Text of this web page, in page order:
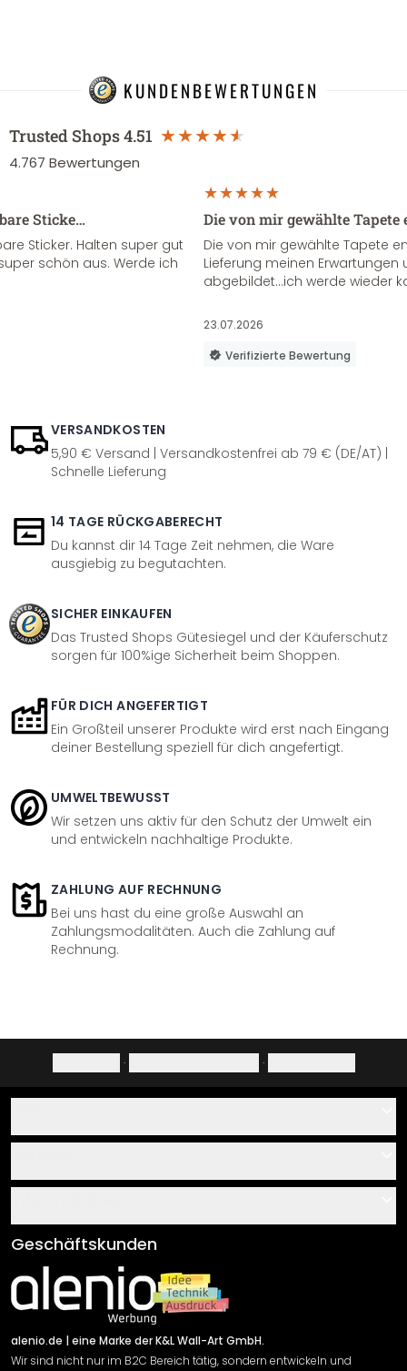
KUNDENBEWERTUNGEN
Trusted Shops4.51
4.767 Bewertungen
Sticke…
Sticker. Halten super gut
schön aus. Werde ich
Die von mir gewählte
Die von mir gewählte Tapete
Lieferung meinen Erwartungen
abgebildet...ich werde wieder
23.07.2026
Verifizierte Bewertung
VERSANDKOSTEN
5,90 € Versand | Versandkostenfrei ab 79 € (DE/AT) |
Schnelle Lieferung
14 TAGE RÜCKGABERECHT
Du kannst dir 14 Tage Zeit nehmen, die Ware
ausgiebig zu begutachten.
SICHER EINKAUFEN
Das Trusted Shops Gütesiegel und der Käuferschutz
sorgen für 100%ige Sicherheit beim Shoppen.
FÜR DICH ANGEFERTIGT
Ein Großteil unserer Produkte wird erst nach Eingang
deiner Bestellung speziell für dich angefertigt.
UMWELTBEWUSST
Wir setzen uns aktiv für den Schutz der Umwelt ein
und entwickeln nachhaltige Produkte.
ZAHLUNG AUF RECHNUNG
Bei uns hast du eine große Auswahl an
Zahlungsmodalitäten. Auch die Zahlung auf
Rechnung.
· ·
Über uns
Klebe- und Montageanleitungen
Newsletter An-/Abmeldung
Sendungsverfolgung
AGB
Impressum
Versand & Zahlung
Rücksendung
Widerrufsrecht
Geschäftskunden
alenio.de | eine Marke der K&L Wall-Art GmbH.
Wir sind nicht nur im B2C Bereich tätig, sondern entwickeln und